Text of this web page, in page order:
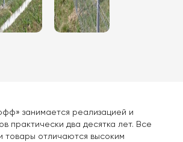
занимается реализацией и
практически два десятка лет. Все
товары отличаются высоким